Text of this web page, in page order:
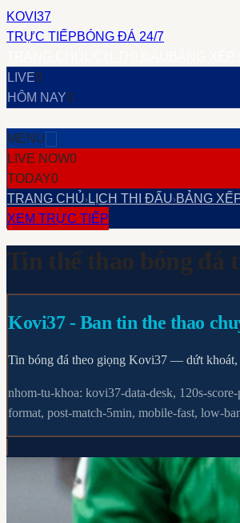
KOVI37
TRỰC TIẾPBÓNG ĐÁ 24/7
LIVE0
HÔM NAY0
MENU
LIVE NOW0
TODAY0
TRANG CHỦ› LỊCH THI ĐẤU›BẢNG
XEM TRỰC TIẾP
Tin thể thao bóng đá
Kovi37- Ban tin the thao
Tin bóng đá theo giọng Kovi37 — dứt khoát,
nhom-tu-khoa: kovi37-data-desk, 120s-
format, post-match-5min, mobile-fast, low-